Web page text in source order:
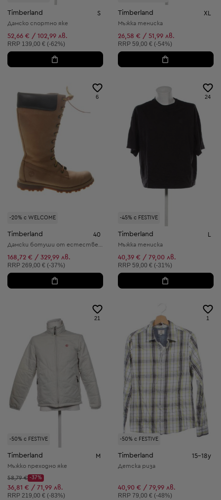
Timberland S
Дамско спортно яке
52,66 € / 102,99 лв.
Препоръчителна цена:
RRP 139,00 € (-62%)
Timberland XL
Мъжка тениска
26,58 € / 51,99 лв.
Препоръчителна цена:
RRP 59,00 € (-54%)
-20% с WELCOME
6
Timberland 40
168,72 € / 329,99 лв.
Препоръчителна цена:
RRP 269,00 € (-37%)
-45% с FESTIVE
24
Timberland L
Мъжка тениска
40,39 € / 79,00 лв.
Препоръчителна цена:
RRP 59,00 € (-31%)
-50% с FESTIVE
21
Timberland M
Мъжко преходно яке
Начална цена:
58,79 €
Discount Price:
-37%
Намалена цена:
36,81 € / 71,99 лв.
Препоръчителна цена:
RRP 219,00 € (-83%)
-50% с FESTIVE
1
Timberland 15-18y
Детска риза
40,90 € / 79,99 лв.
Препоръчителна цена:
RRP 79,00 € (-48%)